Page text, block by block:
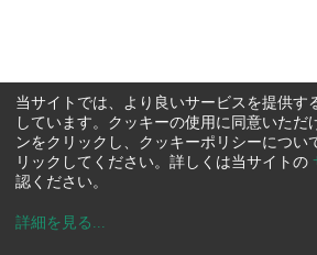
当サイトでは、より良いサービスを提供す
しています。クッキーの使用に同意いただ
ンをクリックし、クッキーポリシーについ
リックしてください。詳しくは当サイトの
認ください。
詳細を見る ...